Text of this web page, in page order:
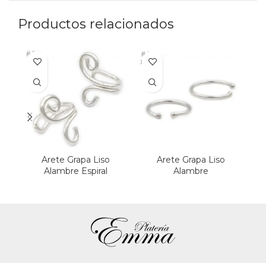
Productos relacionados
Arete Grapa Liso
Alambre Espiral
Arete Grapa Liso
Alambre